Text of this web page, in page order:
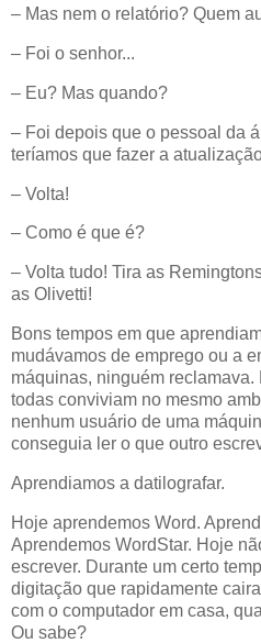
– Mas nem o relatório? Quem
– Foi o senhor...
– Eu? Mas quando?
– Foi depois que o pessoal da
teríamos que fazer a
– Volta!
– Como é que é?
– Volta tudo! Tira as
as Olivetti!
Bons tempos em que
mudávamos de emprego ou a
máquinas, ninguém reclamava.
todas conviviam no mesmo
nenhum usuário de uma
conseguia ler o que outro
Aprendiamos a datilografar.
Hoje aprendemos Word.
Aprendemos WordStar. Hoje
escrever. Durante um certo
digitação que rapidamente
com o computador em casa,
Ou sabe?